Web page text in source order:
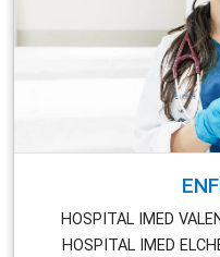
HOSPITAL IMED
HOSPITAL IMED